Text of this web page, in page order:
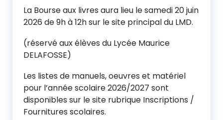
La Bourse aux livres aura lieu le samedi 20 juin
2026 de 9h à 12h sur le site principal du LMD.
(réservé aux élèves du Lycée Maurice
DELAFOSSE)
Les listes de manuels, oeuvres et matériel
pour l’année scolaire 2026/2027 sont
disponibles sur le site rubrique Inscriptions /
Fournitures scolaires.